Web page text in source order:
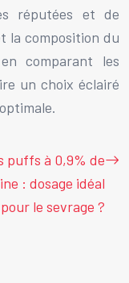
réputées et de
la composition du
comparant les
un choix éclairé
puffs à 0,9% de
: dosage idéal
pour le sevrage ?